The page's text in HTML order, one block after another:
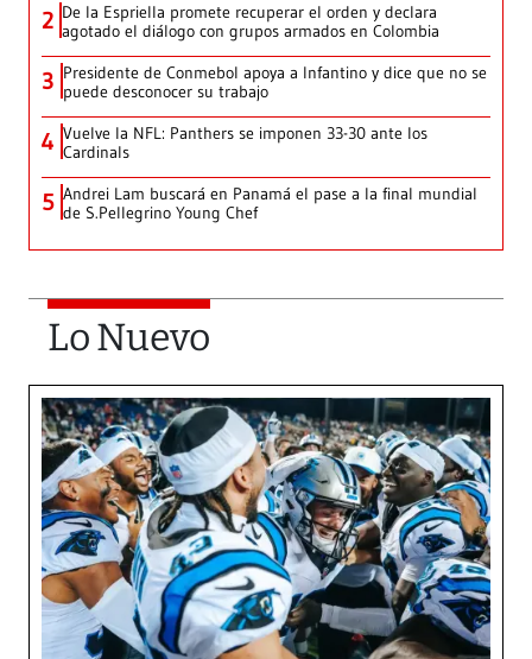
2 De la Espriella promete recuperar el orden y declara
agotado el diálogo con grupos armados en Colombia
3 Presidente de Conmebol apoya a Infantino y dice que no se
puede desconocer su trabajo
4 Vuelve la NFL: Panthers se imponen 33-30 ante los
Cardinals
5 Andrei Lam buscará en Panamá el pase a la final mundial
de S.Pellegrino Young Chef
Lo Nuevo